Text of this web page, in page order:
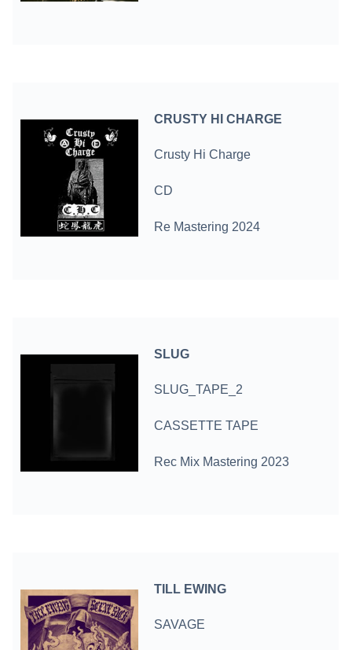
CRUSTY HI CHARGE
Crusty Hi Charge
CD
Re Mastering 2024
SLUG
SLUG_TAPE_2
CASSETTE TAPE
Rec Mix Mastering 2023
TILL EWING
SAVAGE